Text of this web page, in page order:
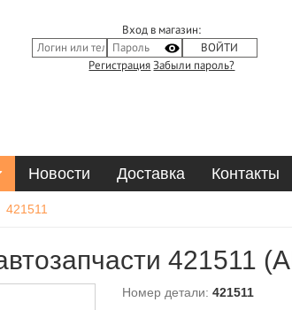
Вход в магазин:
Регистрация Забыли пароль?
Новости Доставка Контакты
421511
421511
Номер детали: 421511